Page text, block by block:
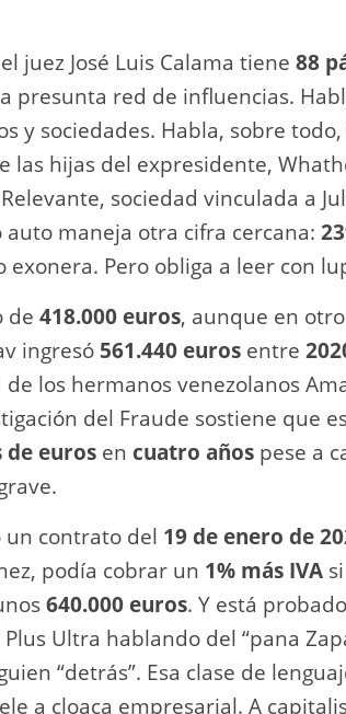
juez José Luis Calama tiene 88
presunta red de influencias.
y sociedades. Habla, sobre
las hijas del expresidente,
sociedad vinculada a
maneja otra cifra cercana:
exonera. Pero obliga a leer con
de 418.000 euros, aunque en
ingresó 561.440 euros entre
los hermanos venezolanos
del Fraude sostiene que
euros en cuatro años pese a
un contrato del 19 de enero de
podía cobrar un 1% más IVA
640.000 euros. Y está
Ultra hablando del “pana
“detrás”. Esa clase de
a cloaca empresarial. A